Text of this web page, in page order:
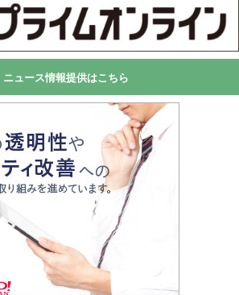
ニュース情報提供はこちら